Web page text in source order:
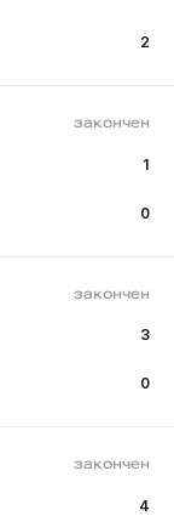
2
закончен
1
0
закончен
3
0
закончен
4